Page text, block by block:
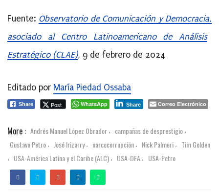
Fuente: Observatorio de Comunicación y Democracia,
asociado al Centro Latinoamericano de Análisis
Estratégico (CLAE), 9 de febrero de 2024
Editado por María Piedad Ossaba
Share Post WhatsApp Share Correo Electrónico
More : Andrés Manuel López Obrador , campañas de desprestigio ,
Gustavo Petro , José Irizarry , narcocorrupción , Nick Palmeri , Tim Golden
, USA-América Latina y el Caribe (ALC) , USA-DEA , USA-Petro